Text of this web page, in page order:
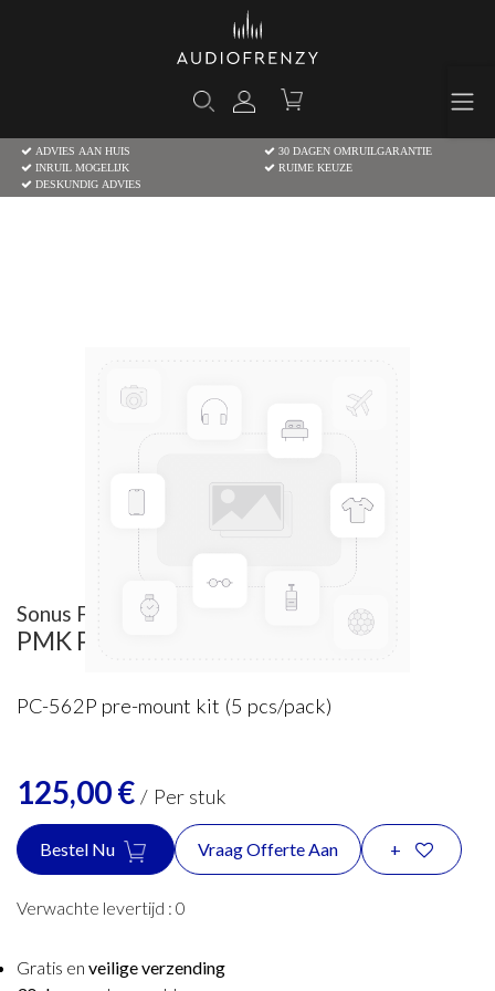
ADVIES AAN HUIS
30 DAGEN OMRUILGARANTIE
INRUIL MOGELIJK
RUIME KEUZE
DESKUNDIG ADVIES
Sonus Faber
PMK Painted
PC-562P pre-mount kit (5 pcs/pack)
125,00€ / Per stuk
Bestel Nu Vraag Offerte Aan +
Verwachte levertijd : 0
Gratis en veilige verzending